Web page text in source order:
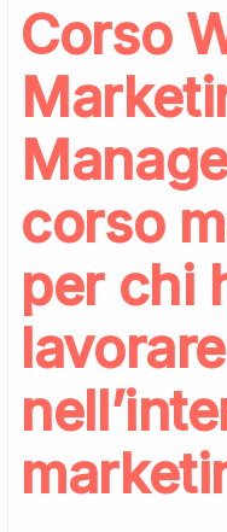
Corso
corso
per chi
lavorare